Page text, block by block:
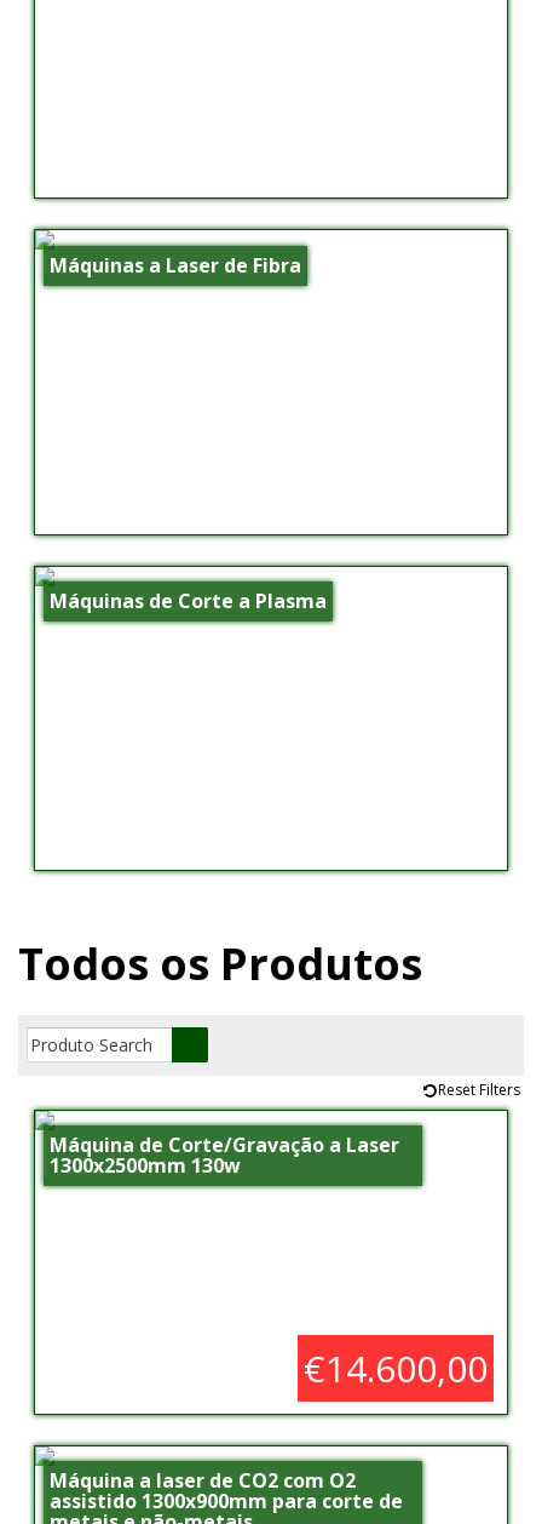
Máquinas a Laser de Fibra
Máquinas de Corte a Plasma
Todos os Produtos
Reset Filters
Máquina de Corte/Gravação a Laser
1300x2500mm 130w
€14.600,00
Máquina a laser de CO2 com O2
assistido 1300x900mm para corte de